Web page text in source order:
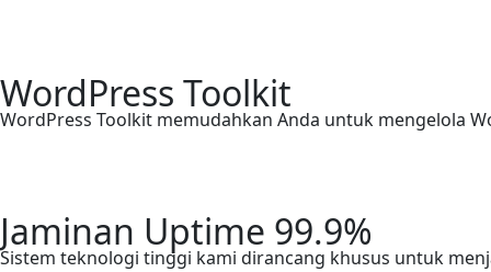
WordPress Toolkit
WordPress Toolkit memudahkan Anda untuk mengelola
Jaminan Uptime 99.9%
Sistem teknologi tinggi kami dirancang khusus untuk